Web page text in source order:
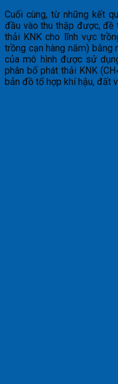
Cuối cùng, từ những kết
đầu vào thu thập được, đề
thải KNK cho lĩnh vực
trồng cạn hàng năm) bằng
của mô hình được sử
phân bố phát thải KNK
bản đồ tổ hợp khí hậu, đất